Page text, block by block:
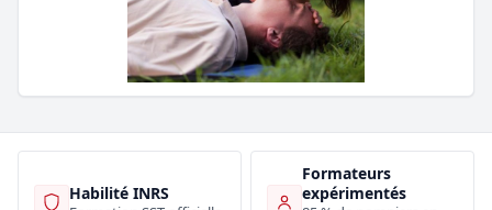
Habilité INRS
Formateurs
expérimentés